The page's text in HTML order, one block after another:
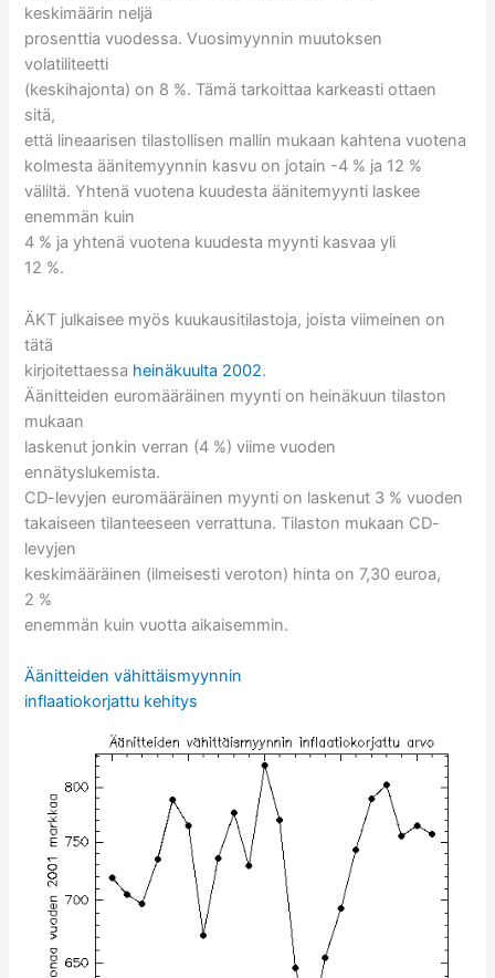
keskimäärin neljä
prosenttia vuodessa. Vuosimyynnin muutoksen
volatiliteetti
(keskihajonta) on 8 %. Tämä tarkoittaa karkeasti ottaen
sitä,
että lineaarisen tilastollisen mallin mukaan kahtena vuotena
kolmesta äänitemyynnin kasvu on jotain -4 % ja 12 %
väliltä. Yhtenä vuotena kuudesta äänitemyynti laskee
enemmän kuin
4 % ja yhtenä vuotena kuudesta myynti kasvaa yli
12 %.
ÄKT julkaisee myös kuukausitilastoja, joista viimeinen on
tätä
kirjoitettaessa heinäkuulta 2002.
Äänitteiden euromääräinen myynti on heinäkuun tilaston
mukaan
laskenut jonkin verran (4 %) viime vuoden
ennätyslukemista.
CD-levyjen euromääräinen myynti on laskenut 3 % vuoden
takaiseen tilanteeseen verrattuna. Tilaston mukaan CD-
levyjen
keskimääräinen (ilmeisesti veroton) hinta on 7,30 euroa,
2 %
enemmän kuin vuotta aikaisemmin.
Äänitteiden vähittäismyynnin
inflaatiokorjattu kehitys